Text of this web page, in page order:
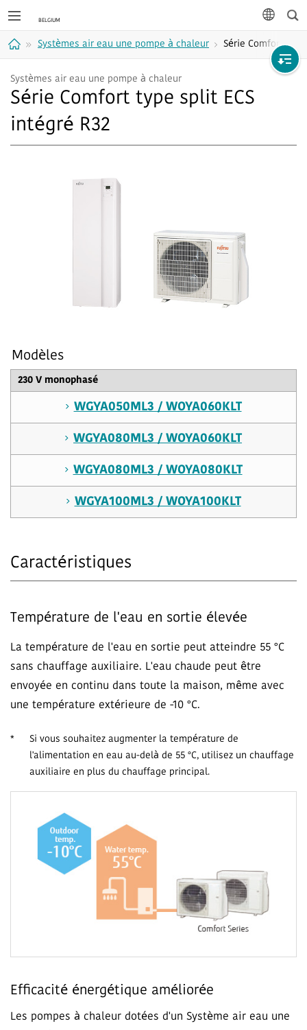
Accueil
Systèmes air eau une pompe à chaleur Série Comfort type
Systèmes air eau une pompe à chaleur
Série Comfort type split ECS
intégré R32
Modèles
230 V monophasé
WGYA050ML3 / WOYA060KLT
WGYA080ML3 / WOYA060KLT
WGYA080ML3 / WOYA080KLT
WGYA100ML3 / WOYA100KLT
Caractéristiques
Température de l'eau en sortie élevée
La température de l'eau en sortie peut atteindre 55 °C
sans chauffage auxiliaire. L'eau chaude peut être
envoyée en continu dans toute la maison, même avec
une température extérieure de -10 °C.
*
Si vous souhaitez augmenter la température de
l'alimentation en eau au-delà de 55 °C, utilisez un chauffage
auxiliaire en plus du chauffage principal.
Efficacité énergétique améliorée
Les pompes à chaleur dotées d'un Système air eau une